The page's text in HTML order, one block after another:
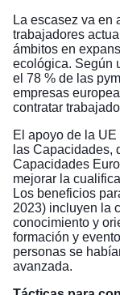
La escasez va en
trabajadores
ámbitos en
ecológica. Según
el 78 % de las
empresas
contratar
El apoyo de la
las Capacidades,
Capacidades
mejorar la
Los beneficios
2023) incluyen la
conocimiento y
formación y
personas se
avanzada.